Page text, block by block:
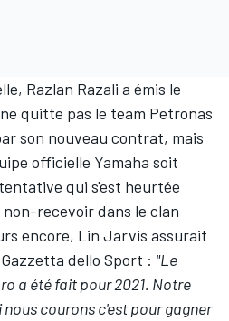
Razlan Razali a émis le
quitte pas le team Petronas
son nouveau contrat, mais
officielle Yamaha soit
qui s'est heurtée
recevoir dans le clan
encore, Lin Jarvis assurait
dello Sport : "Le
a été fait pour 2021. Notre
courons c'est pour gagner